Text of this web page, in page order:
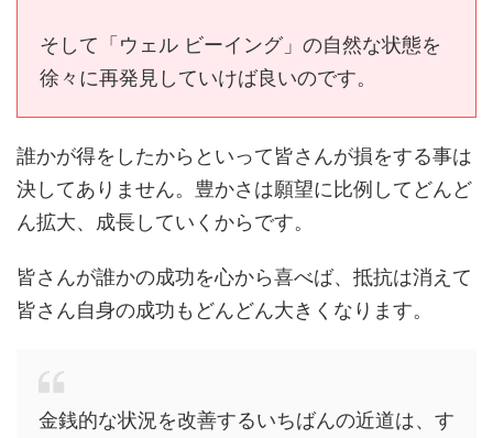
そして「ウェル ビーイング」の自然な状態を
徐々に再発見していけば良いのです。
誰かが得をしたからといって皆さんが損をする事は
決してありません。豊かさは願望に比例してどんど
ん拡大、成長していくからです。
皆さんが誰かの成功を心から喜べば、抵抗は消えて
皆さん自身の成功もどんどん大きくなります。
金銭的な状況を改善するいちばんの近道は、す